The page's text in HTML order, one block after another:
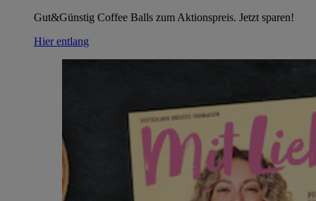
Gut&Günstig Coffee Balls zum Aktionspreis. Jetzt sparen!
Hier entlang